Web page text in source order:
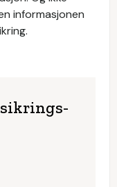
informasjonen